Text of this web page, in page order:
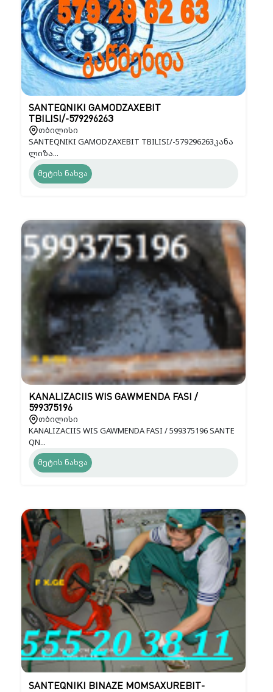
SANTEQNIKI GAMODZAXEBIT
TBILISI/-579296263
თბილისი
SANTEQNIKI GAMODZAXEBIT TBILISI/-579296263კანა
ლიზა...
მეტის ნახვა
KANALIZACIIS WIS GAWMENDA FASI /
599375196
თბილისი
KANALIZACIIS WIS GAWMENDA FASI / 599375196 SANTE
QN...
მეტის ნახვა
SANTEQNIKI BINAZE MOMSAXUREBIT-